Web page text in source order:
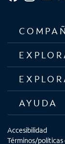
AYUDA
Accesibilidad
Términos/políticas